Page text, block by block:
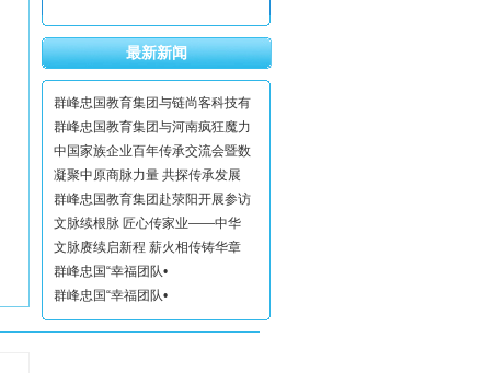
最新新闻
群峰忠国教育集团与链尚客科技有
群峰忠国教育集团与河南疯狂魔力
中国家族企业百年传承交流会暨数
凝聚中原商脉力量 共探传承发展
群峰忠国教育集团赴荥阳开展参访
文脉续根脉 匠心传家业——中华
文脉赓续启新程 薪火相传铸华章
群峰忠国“幸福团队•
群峰忠国“幸福团队•